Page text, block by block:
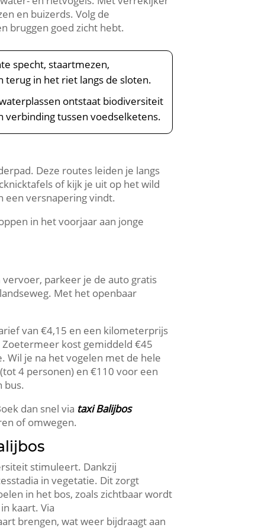
en buizerds.​ Volg de
bruggen goed zicht hebt.​
specht, staartmezen,
in het riet langs de sloten.​
ontstaat biodiversiteit
verbinding tussen voedselketens.​
Deze routes leiden je langs
of kijk je uit op het wild
een versnapering vindt.​
in het voorjaar aan jonge
parkeer je de auto gratis
Met het openbaar
van €4,15 en een kilometerprijs
kost gemiddeld €45
je na het vogelen met de hele
4 personen) en €110 voor een
bus.​
dan snel via taxi Balijbos
of omwegen.​
stimuleert.​ Dankzij
in vegetatie.​ Dit zorgt
in het bos, zoals zichtbaar wordt
kaart.​ Via
brengen, wat weer bijdraagt aan